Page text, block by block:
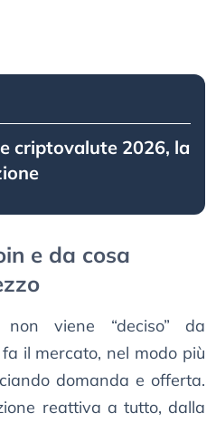
criptovalute 2026, la
e da cosa
non viene “deciso” da
il mercato, nel modo più
domanda e offerta.
reattiva a tutto, dalla